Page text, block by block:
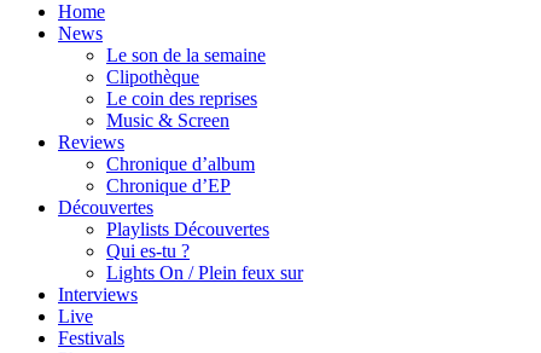
Home
News
Le son de la semaine
Clipothèque
Le coin des reprises
Music & Screen
Reviews
Chronique d’album
Chronique d’EP
Découvertes
Playlists Découvertes
Qui es-tu ?
Lights On / Plein feux sur
Interviews
Live
Festivals